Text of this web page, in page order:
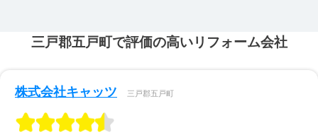
三戸郡五戸町で評価の高いリフォーム会社
株式会社キャッツ 三戸郡五戸町